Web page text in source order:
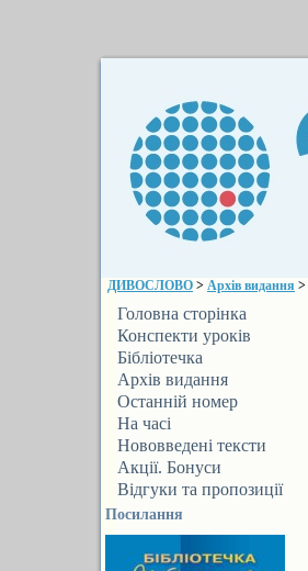
ДИВОСЛОВО > Архів видання >
Головна сторінка
Конспекти уроків
Бібліотечка
ДИВОСЛОВА
Архів видання
Останній номер
На часі
Нововведені тексти
Акції. Бонуси
Відгуки та пропозиції
Посилання